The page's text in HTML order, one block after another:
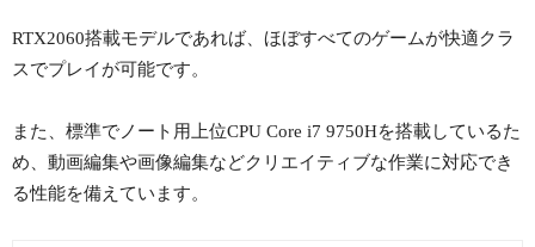
RTX2060搭載モデルであれば、ほぼすべてのゲームが快適クラ
スでプレイが可能です。
また、標準でノート用上位CPU Core i7 9750Hを搭載しているた
め、動画編集や画像編集などクリエイティブな作業に対応でき
る性能を備えています。